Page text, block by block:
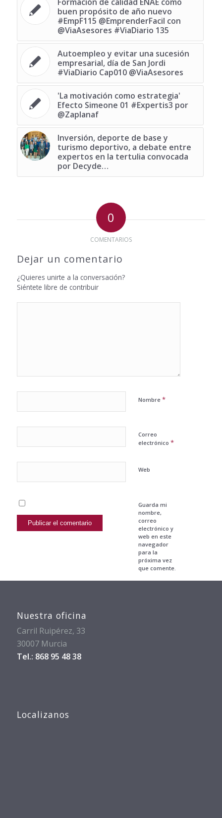
buen propósito de año nuevo
#EmpF115 @EmprenderFacil con
@ViaAsesores #ViaDiario 135
Autoempleo y evitar una sucesión
empresarial, día de San Jordi
#ViaDiario Cap010 @ViaAsesores
'La motivación como estrategia'
Efecto Simeone 01 #Expertis3 por
@Zaplanaf
Inversión, deporte de base y
turismo deportivo, a debate entre
expertos en la tertulia convocada
por Decyde…
0
COMENTARIOS
Dejar un comentario
¿Quieres unirte a la conversación?
Siéntete libre de contribuir
Nombre *
Correo
electrónico *
Web
Guarda mi
nombre,
correo
electrónico y
web en este
navegador
para la
próxima vez
que comente.
Nuestra oficina
Carril Ruipérez, 33
30007 Murcia
Tel.: 868 95 48 38
Localizanos